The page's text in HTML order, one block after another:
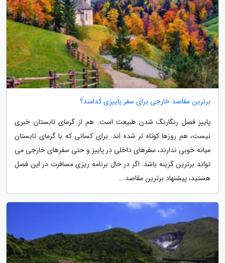
برترین مقاصد خارجی برای سفر پاییزی کدامند؟
پاییز فصل رنگارنگ شدن طبیعت است. هم از گرمای تابستان خبری
نیست، هم روزها کوتاه تر شده اند. برای کسانی که با گرمای تابستان
میانه خوبی ندارند، سفرهای داخلی در پاییز و حتی سفرهای خارجی می
تواند برترین گزینه باشد. اگر در حال برنامه ریزی مسافرت در این فصل
هستید، پیشنهاد برترین مقاصد...